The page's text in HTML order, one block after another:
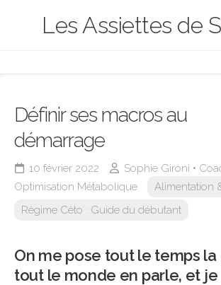
Les Assiettes de
Définir ses macros au
démarrage
10 février 2022
Sophie Gironi •
Optimisation Métabolique
Alimentation
Régime Céto : Guide du débutant
On me pose tout le temps
tout le monde en parle, et